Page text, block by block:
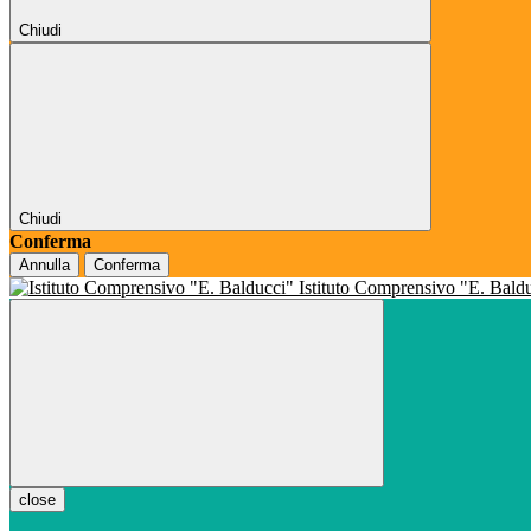
Chiudi
Chiudi
Conferma
Annulla Conferma
Istituto Comprensivo "E.
close